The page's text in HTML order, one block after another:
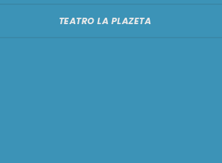
TEATRO LA PLAZETA